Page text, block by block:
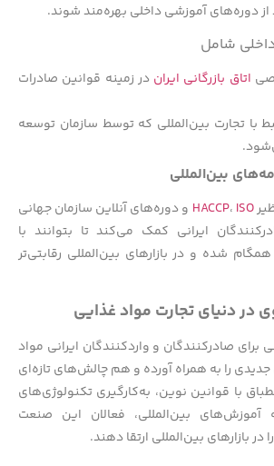
دوره‌های آموزشی داخلی بهره‌مند شوند.
شامل
اتاق بازرگانی ایراندر زمینه قوانین صادرات
تجارت بین‌المللی که توسط سازمان توسعه
بین‌المللی
HACCP،ISO
و دوره‌های آنلاین سازمان جهانی
ایرانی کمک می‌کند تا بتوانند با
شده و در بازارهای بین‌المللی رقابتی‌تر
دنیای تجارت مواد غذایی
صادرکنندگان و واردکنندگان ایرانی مواد
را به همراه آورده و هم چالش‌های تازه‌ای
با قوانین نوین، به‌کارگیری تکنولوژی‌های
بین‌المللی، فعالان این صنعت
بازارهای بین‌المللی ارتقا دهند.